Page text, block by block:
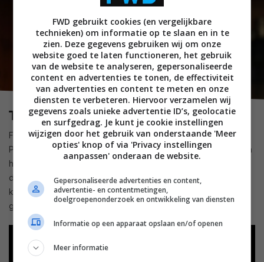
The Punisher: One Last Kill (Disney+)
Frank Castle is een ex-soldaat en staat bekend als The
Punisher: zijn gezin is gewelddadig om het leven gebracht en
het enige wat hij wil is gerechtigheid voor alles wat krom is in
de wereld. Maar steeds net als hij het rustiger aan wil doen,
komt er weer iets op zijn pad om voor te vechten. Met een
goede hoofdrol van Jon Bernthal.
FWD gebruikt cookies (en vergelijkbare
technieken) om informatie op te slaan en in te
zien. Deze gegevens gebruiken wij om onze
website goed te laten functioneren, het gebruik
van de website te analyseren, gepersonaliseerde
content en advertenties te tonen, de effectiviteit
van advertenties en content te meten en onze
diensten te verbeteren. Hiervoor verzamelen wij
gegevens zoals unieke advertentie ID’s, geolocatie
en surfgedrag. Je kunt je cookie instellingen
wijzigen door het gebruik van onderstaande 'Meer
opties' knop of via 'Privacy instellingen
aanpassen' onderaan de website.
Gepersonaliseerde advertenties en content,
advertentie- en contentmetingen,
doelgroepenonderzoek en ontwikkeling van diensten
Informatie op een apparaat opslaan en/of openen
Meer informatie